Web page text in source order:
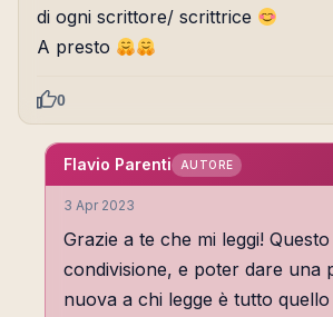
di ogni scrittore/ scrittrice
A presto
0
Flavio Parenti AUTORE
3 Apr 2023
Grazie a te che mi leggi!
condivisione, e poter dare una
nuova a chi legge è tutto